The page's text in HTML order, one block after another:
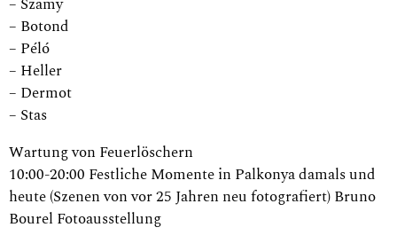
– Botond
– Péló
– Heller
– Dermot
– Stas
Wartung von Feuerlöschern
10:00-20:00 Festliche Momente in Palkonya damals und
heute (Szenen von vor 25 Jahren neu fotografiert) Bruno
Bourel Fotoausstellung